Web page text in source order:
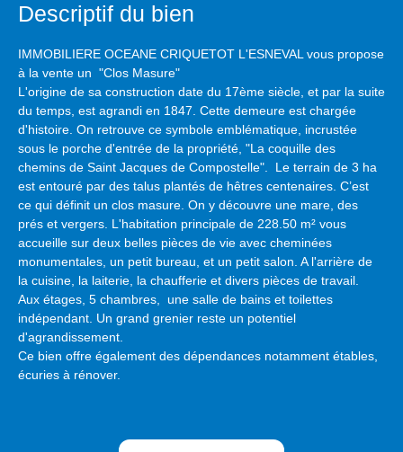
Descriptif du bien
IMMOBILIERE OCEANE CRIQUETOT L'ESNEVAL vous propose
à la vente un "Clos Masure"
L'origine de sa construction date du 17ème siècle, et par la suite
du temps, est agrandi en 1847. Cette demeure est chargée
d'histoire. On retrouve ce symbole emblématique, incrustée
sous le porche d'entrée de la propriété, "La coquille des
chemins de Saint Jacques de Compostelle". Le terrain de 3 ha
est entouré par des talus plantés de hêtres centenaires. C’est
ce qui définit un clos masure. On y découvre une mare, des
prés et vergers. L'habitation principale de 228.50 m² vous
accueille sur deux belles pièces de vie avec cheminées
monumentales, un petit bureau, et un petit salon. A l'arrière de
la cuisine, la laiterie, la chaufferie et divers pièces de travail.
Aux étages, 5 chambres, une salle de bains et toilettes
indépendant. Un grand grenier reste un potentiel
d'agrandissement.
Ce bien offre également des dépendances notamment étables,
écuries à rénover.